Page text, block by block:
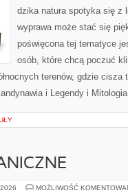
dzika natura spotyka się z
wyprawa może stać się
poświęcona tej tematyce
osób, które chcą poczuć
terenów, gdzie cisza
i Legendy i
MOŻLIWOŚĆ